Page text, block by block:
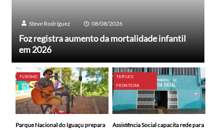
Steve Rodríguez 08/08/2026
Foz registra aumento da mortalidade infantil
em 2026
TURISMO
Parque Nacional do Iguaçu prepara
TRÍPLICE
FRONTEIRA
Assistência Social capacita rede para